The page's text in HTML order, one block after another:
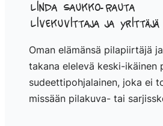
Linda Saukko-Rauta
Livekuvittaja ja yrittäjä
Oman elämänsä pilapiirtäjä
takana elelevä keski-ikäinen
sudeettipohjalainen, joka ei
missään pilakuva- tai